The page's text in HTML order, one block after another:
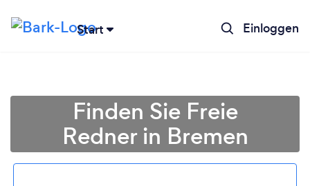
Start Einloggen
Finden Sie Freie
Redner in Bremen